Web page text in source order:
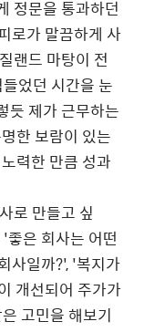
정문을 통과하던
로가 말끔하게 사
랜드 마탕이 전
었던 시간을 눈
듯 제가 근무하는
한 보람이 있는
력한 만큼 성과
로 만들고 싶
은 회사는 어떤
사일까?', '복지가
개선되어 주가가
고민을 해보기